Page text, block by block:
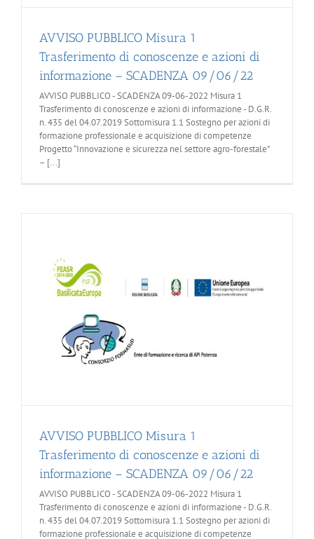
AVVISO PUBBLICO Misura 1
Trasferimento di conoscenze e azioni di
informazione – SCADENZA 09/06/22
AVVISO PUBBLICO - SCADENZA 09-06-2022 Misura 1
Trasferimento di conoscenze e azioni di informazione - D.G.R.
n. 435 del 04.07.2019 Sottomisura 1.1 Sostegno per azioni di
formazione professionale e acquisizione di competenze
Progetto “Innovazione e sicurezza nel settore agro-forestale”
– [...]
AVVISO PUBBLICO Misura 1
Trasferimento di conoscenze e azioni di
informazione – SCADENZA 09/06/22
AVVISO PUBBLICO - SCADENZA 09-06-2022 Misura 1
Trasferimento di conoscenze e azioni di informazione - D.G.R.
n. 435 del 04.07.2019 Sottomisura 1.1 Sostegno per azioni di
formazione professionale e acquisizione di competenze